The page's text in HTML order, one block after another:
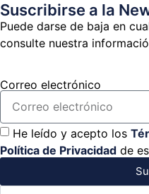
Suscribirse a la
Puede darse de baja en
consulte nuestra
Correo electrónico
He leído y acepto los
Política de Privacidad de